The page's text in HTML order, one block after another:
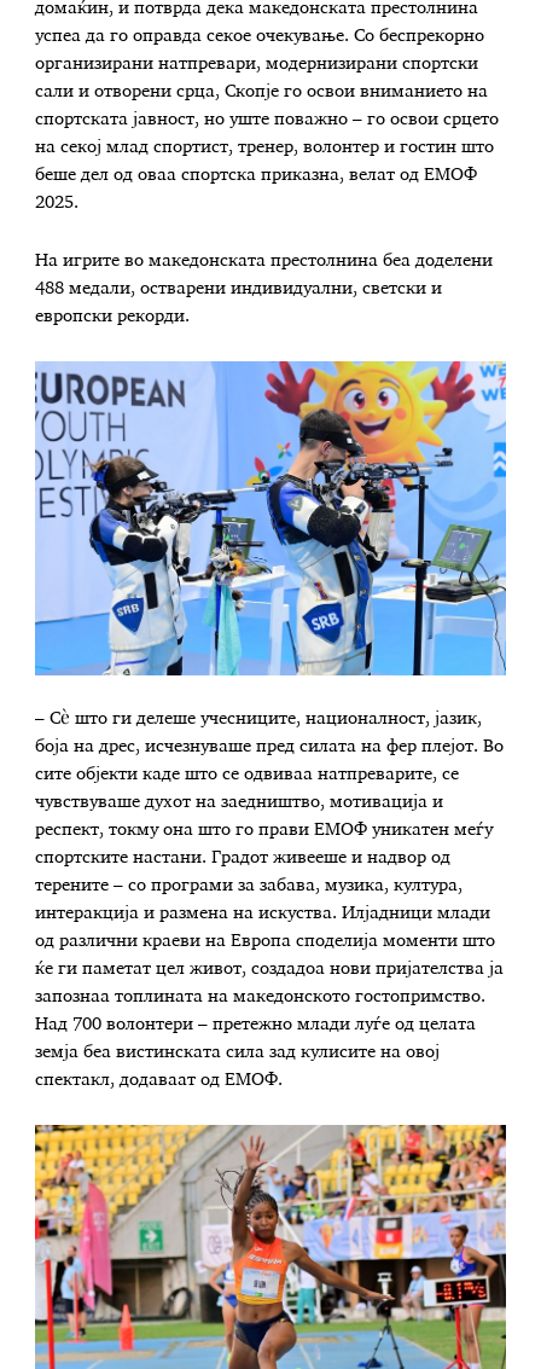
домаќин, и потврда дека македонската престолнина
успеа да го оправда секое очекување. Со беспрекорно
организирани натпревари, модернизирани спортски
сали и отворени срца, Скопје го освои вниманието на
спортската јавност, но уште поважно – го освои срцето
на секој млад спортист, тренер, волонтер и гостин што
беше дел од оваа спортска приказна, велат од ЕМОФ
2025.
На игрите во македонската престолнина беа доделени
488 медали, остварени индивидуални, светски и
европски рекорди.
– Сè што ги делеше учесниците, националност, јазик,
боја на дрес, исчезнуваше пред силата на фер плејот. Во
сите објекти каде што се одвиваа натпреварите, се
чувствуваше духот на заедништво, мотивација и
респект, токму она што го прави ЕМОФ уникатен меѓу
спортските настани. Градот живееше и надвор од
терените – со програми за забава, музика, култура,
интеракција и размена на искуства. Илјадници млади
од различни краеви на Европа споделија моменти што
ќе ги паметат цел живот, создадоа нови пријателства ја
запознаа топлината на македонското гостопримство.
Над 700 волонтери – претежно млади луѓе од целата
земја беа вистинската сила зад кулисите на овој
спектакл, додаваат од ЕМОФ.